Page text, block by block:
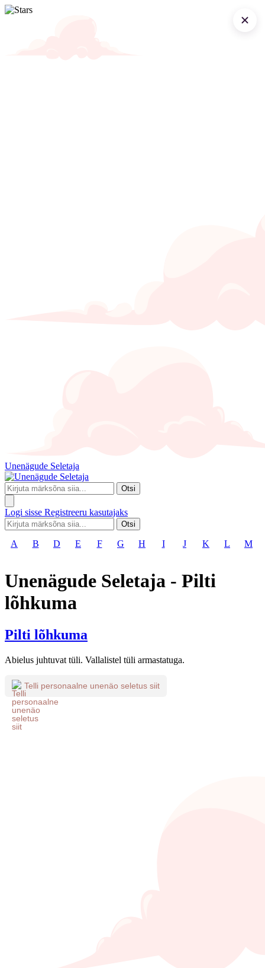
Unenägude Seletaja
Otsi
Logi sisse Registreeru kasutajaks
Otsi
A B D E F G H I J K L M
Unenägude Seletaja - Pilti
lõhkuma
Pilti lõhkuma
Abielus juhtuvat tüli. Vallalistel tüli armastatuga.
Telli personaalne unenäo seletus siit